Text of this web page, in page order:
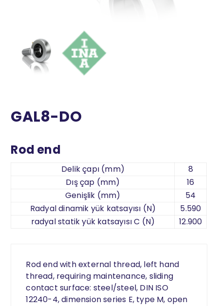
GAL8-DO
Rod end
Delik çapı (mm)
8
Dış çap (mm)
16
Genişlik (mm)
54
Radyal dinamik yük katsayısı (N)
5.590
radyal statik yük katsayısı C (N)
12.900
Rod end with external thread, left hand
thread, requiring maintenance, sliding
contact surface: steel/steel, DIN ISO
12240-4, dimension series E, type M, open